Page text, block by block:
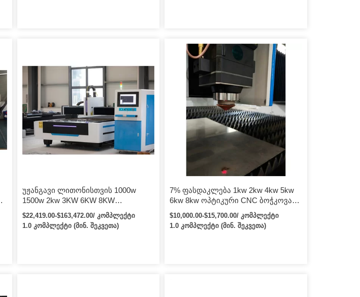
უჟანგავი ლითონისთვის 1000w
1500w 2kw 3KW 6KW 8KW
ბოჭკოვანი ლაზერული საჭრელი
ლაზერული საჭრელი მანქანა
$22,419.00-$163,472.00/ კომპლექტი
1.0 კომპლექტი (მინ. შეკვეთა)
7% ფასდაკლება 1kw 2kw 4kw 5kw
6kw 8kw ოპტიკური CNC ბოჭკოვანი
ლაზერული საჭრელი მანქანა
უჟანგავი ფოლადის ალუმინის
რკინის ფურცელი ლითონისთვის
$10,000.00-$15,700.00/ კომპლექტი
1.0 კომპლექტი (მინ. შეკვეთა)